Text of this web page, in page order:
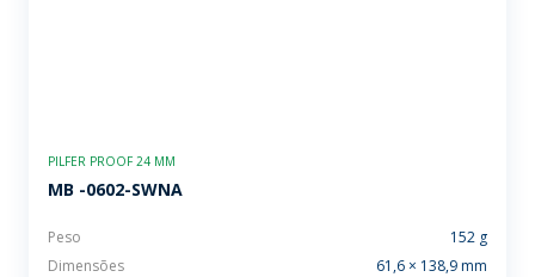
PILFER PROOF 24 MM
MB -0602-SWNA
Peso
152 g
Dimensões
61,6 × 138,9 mm